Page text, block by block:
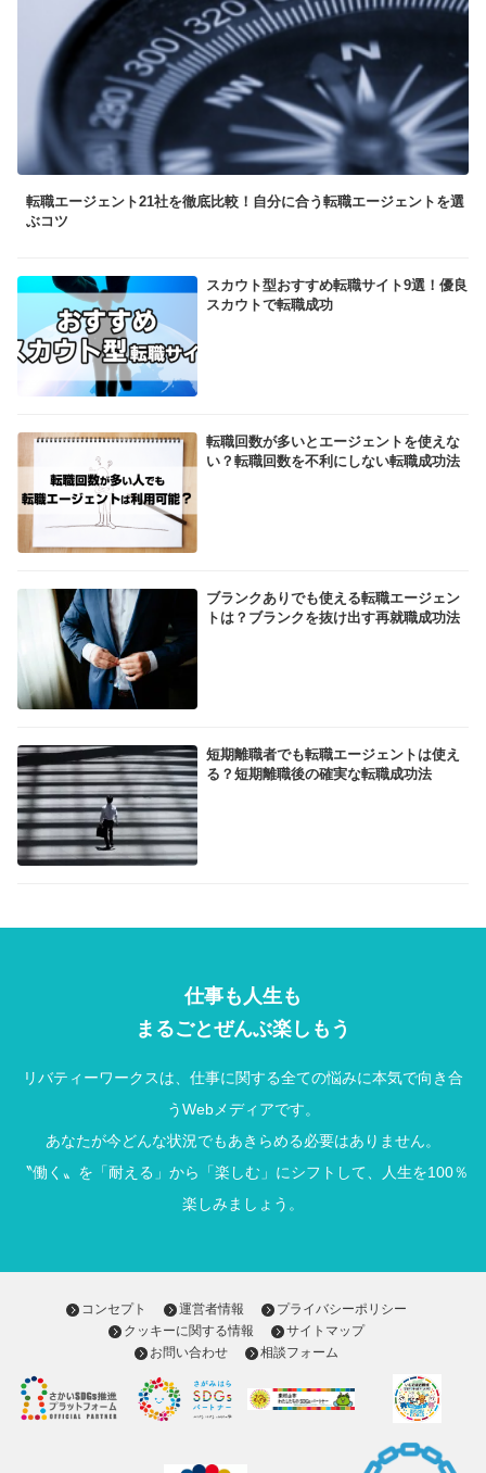
転職エージェント21社を徹底比較！自分に合う転職エージェントを選
ぶコツ
スカウト型おすすめ転職サイト9選！優良
スカウトで転職成功
転職回数が多いとエージェントを使えな
い？転職回数を不利にしない転職成功法
ブランクありでも使える転職エージェン
トは？ブランクを抜け出す再就職成功法
短期離職者でも転職エージェントは使え
る？短期離職後の確実な転職成功法
仕事も人生も
まるごとぜんぶ楽しもう
リバティーワークスは、仕事に関する全ての悩みに本気で向き合
うWebメディアです。
あなたが今どんな状況でもあきらめる必要はありません。
〝働く〟を「耐える」から「楽しむ」にシフトして、人生を100％
楽しみましょう。
コンセプト 運営者情報
プライバシーポリシー
クッキーに関する情報
サイトマップ
お問い合わせ
相談フォーム